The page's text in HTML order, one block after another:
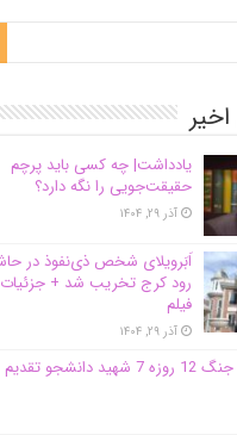
یادداشت| ‌چه کسی باید پرچم
حقیقت‌جویی را نگه دارد؟
آذر ۲۹, ۱۴۰۴
اَبَر‌ویلای شخص ذی‌نفوذ در
رود کرج تخریب شد +
فیلم
آذر ۲۹, ۱۴۰۴
استان البرز در جنگ 12 روزه 7 شهید دانشجو تقدیم